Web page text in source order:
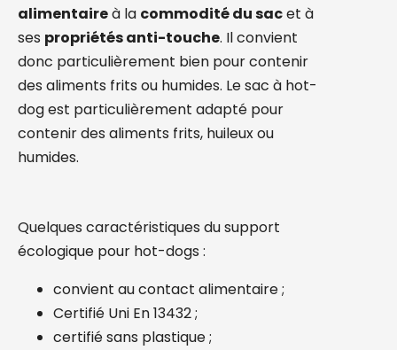
alimentaireà la commodité du sacet à
ses propriétés anti-touche. Il convient
donc particulièrement bien pour contenir
des aliments frits ou humides. Le sac à hot-
dog est particulièrement adapté pour
contenir des aliments frits, huileux ou
humides.
Quelques caractéristiques du support
écologique pour hot-dogs :
convient au contact alimentaire ;
Certifié Uni En 13432 ;
certifié sans plastique ;